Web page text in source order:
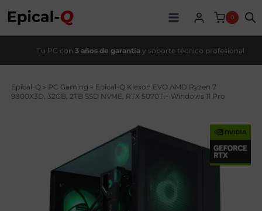
contenido
0
Tu PC con 3 años de garantía y soporte técnico profesional
Epical-Q » PC Gaming » Epical-Q Klexon EVO AMD Ryzen 7
9800X3D, 32GB, 2TB SSD NVME, RTX 5070Ti+ Windows 11 Pro